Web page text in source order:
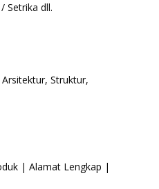
Setrika dll.
Struktur,
| Alamat Lengkap |